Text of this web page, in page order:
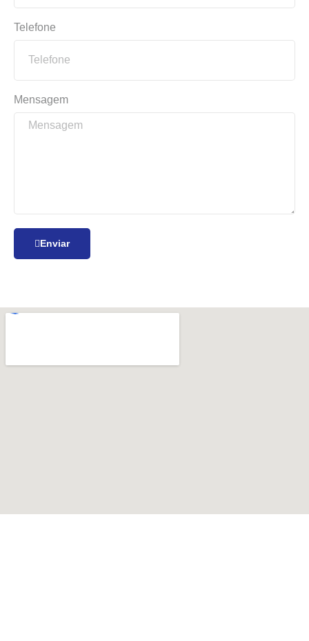
Telefone
Mensagem
Enviar